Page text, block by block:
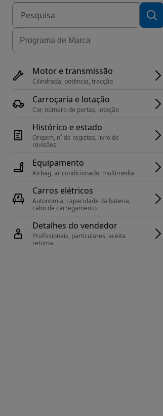
Motor e transmissão
Cilindrada, potência, tracção
Carroçaria e lotação
Cor, número de portas, lotação
Histórico e estado
Origem, n˚ de registos, livro de
revisões
Equipamento
Airbag, ar condicionado, multimedia
Carros elétricos
Autonomia, capacidade da bateria,
cabo de carregamento
Detalhes do vendedor
Profissionais, particulares, aceita
retoma